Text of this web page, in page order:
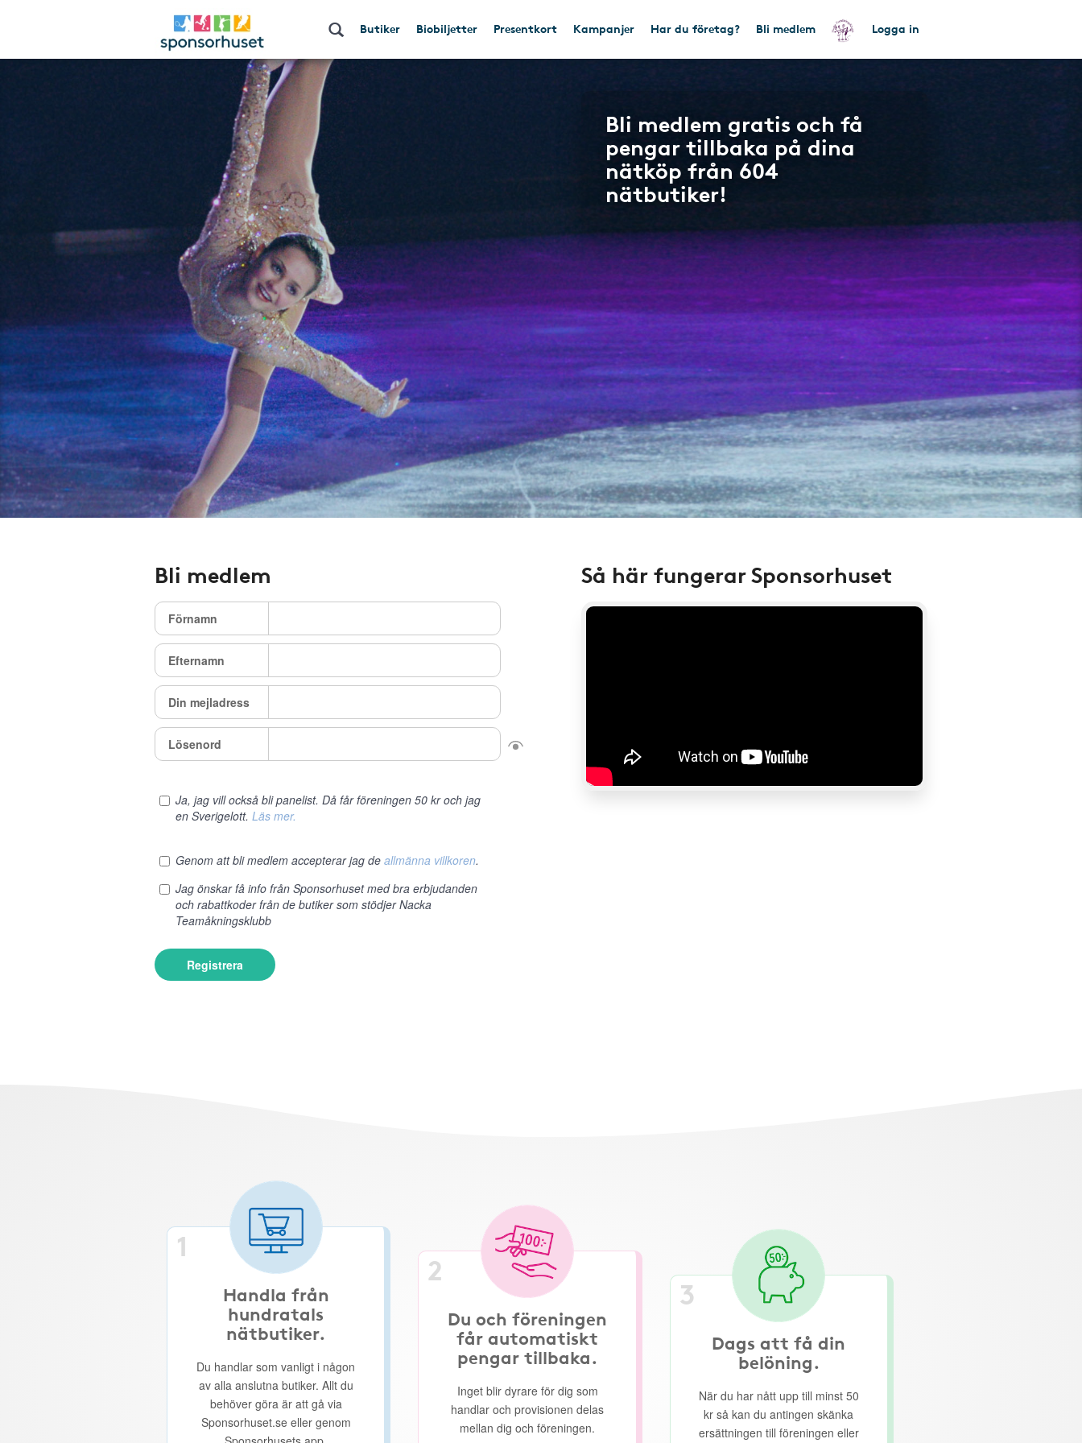
Butiker Biobiljetter Presentkort Kampanjer Har du företag? Bli medlem Logga in
Bli medlem gratis och få
pengar tillbaka på dina
nätköp från 604
nätbutiker!
Bli medlem
Förnamn
Efternamn
Din mejladress
Lösenord
Ja, jag vill också bli panelist. Då får föreningen 50 kr och jag
en Sverigelott. Läs mer.
Genom att bli medlem accepterar jag de allmänna villkoren.
Jag önskar få info från Sponsorhuset med bra erbjudanden
och rabattkoder från de butiker som stödjer Nacka
Teamåkningsklubb
Registrera
Så här fungerar Sponsorhuset
1
Handla från
hundratals
nätbutiker.
Du handlar som vanligt i någon
av alla anslutna butiker. Allt du
behöver göra är att gå via
Sponsorhuset.se eller genom
2
Du och föreningen
får automatiskt
pengar tillbaka.
Inget blir dyrare för dig som
handlar och provisionen delas
mellan dig och föreningen.
3
Dags att få din
belöning.
När du har nått upp till minst 50
kr så kan du antingen skänka
ersättningen till föreningen eller